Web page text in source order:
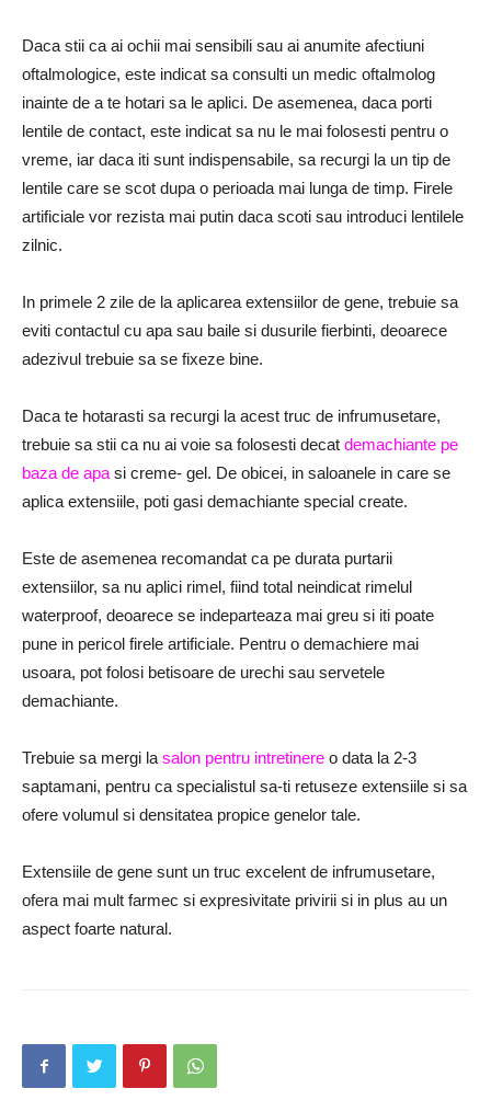
Daca stii ca ai ochii mai sensibili sau ai anumite afectiuni
oftalmologice, este indicat sa consulti un medic oftalmolog
inainte de a te hotari sa le aplici. De asemenea, daca porti
lentile de contact, este indicat sa nu le mai folosesti pentru o
vreme, iar daca iti sunt indispensabile, sa recurgi la un tip de
lentile care se scot dupa o perioada mai lunga de timp. Firele
artificiale vor rezista mai putin daca scoti sau introduci lentilele
zilnic.
In primele 2 zile de la aplicarea extensiilor de gene, trebuie sa
eviti contactul cu apa sau baile si dusurile fierbinti, deoarece
adezivul trebuie sa se fixeze bine.
Daca te hotarasti sa recurgi la acest truc de infrumusetare,
trebuie sa stii ca nu ai voie sa folosesti decat demachiante pe
baza de apa si creme- gel. De obicei, in saloanele in care se
aplica extensiile, poti gasi demachiante special create.
Este de asemenea recomandat ca pe durata purtarii
extensiilor, sa nu aplici rimel, fiind total neindicat rimelul
waterproof, deoarece se indeparteaza mai greu si iti poate
pune in pericol firele artificiale. Pentru o demachiere mai
usoara, pot folosi betisoare de urechi sau servetele
demachiante.
Trebuie sa mergi la salon pentru intretinere o data la 2-3
saptamani, pentru ca specialistul sa-ti retuseze extensiile si sa
ofere volumul si densitatea propice genelor tale.
Extensiile de gene sunt un truc excelent de infrumusetare,
ofera mai mult farmec si expresivitate privirii si in plus au un
aspect foarte natural.